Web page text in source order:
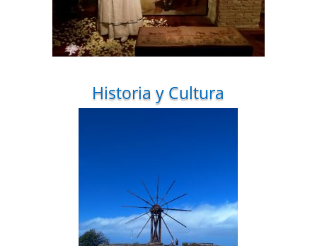
Historia y Cultura